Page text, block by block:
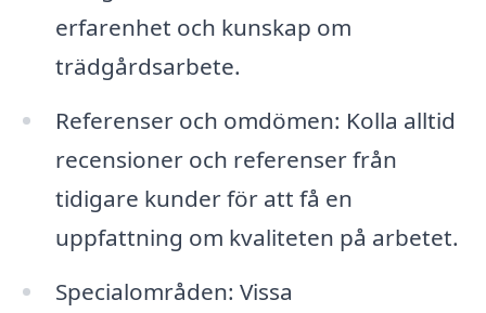
erfarenhet och kunskap om
trädgårdsarbete.
Referenser och omdömen: Kolla alltid
recensioner och referenser från
tidigare kunder för att få en
uppfattning om kvaliteten på arbetet.
Specialområden: Vissa